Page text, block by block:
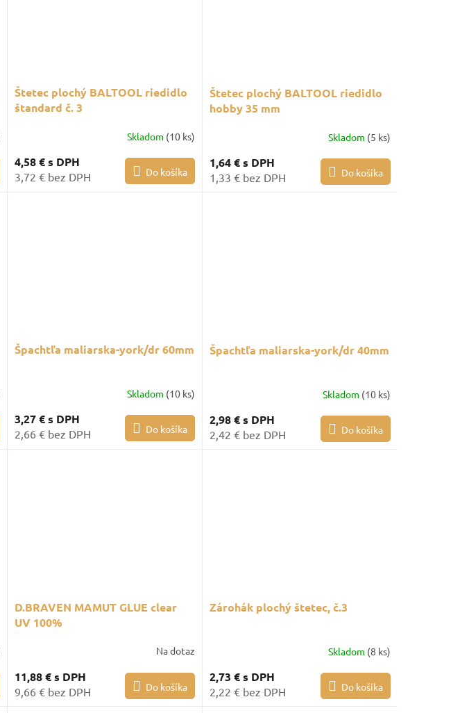
Štetec plochý BALTOOL riedidlo
štandard č. 3
Skladom (10 ks)
4,58 €s DPH
3,72 € bez DPH Do košíka
Štetec plochý BALTOOL riedidlo
hobby 35 mm
Skladom (5 ks)
1,64 €s DPH
1,33 € bez DPH Do košíka
Špachtľa maliarska-york/dr 60mm
Skladom (10 ks)
3,27 €s DPH
2,66 € bez DPH Do košíka
Špachtľa maliarska-york/dr 40mm
Skladom (10 ks)
2,98 €s DPH
2,42 € bez DPH Do košíka
D.BRAVEN MAMUT GLUE clear
UV 100%
Na dotaz
11,88 €s DPH
9,66 € bez DPH Do košíka
Zárohák plochý štetec, č.3
Skladom (8 ks)
2,73 €s DPH
2,22 € bez DPH Do košíka